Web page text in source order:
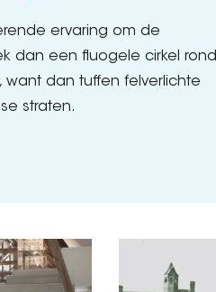
ervaring om de
dan een fluogele cirkel rond
dan tuffen felverlichte
straten.